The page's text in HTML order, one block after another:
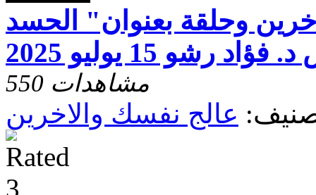
وحلقة بعنوان" الحسد
15 يوليو 2025
550 مشاهدات
عالج نفسك والاخرين